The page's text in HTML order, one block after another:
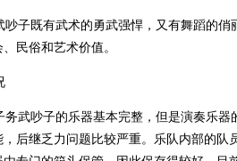
吵子既有武术的勇武强悍，又有舞蹈的
民俗和艺术价值。
务武吵子的乐器基本完整，但是演奏乐
后继乏力问题比较严重。乐队内部的